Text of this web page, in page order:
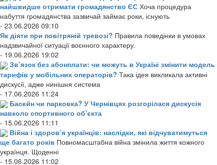
найшвидше отримати громадянство ЄС Хоча процедура
набуття громадянства зазвичай займає роки, існують
- 23.06.2026 09:10
Як діяти при повітряній тревозі? Правила поведінки в умовах
надзвичайної ситуації воєнного характеру.
- 19.06.2026 19:02
Зв’язок без абонплати: чи можуть в Україні змінити модель
тарифів у мобільних операторів? Така ідея викликала активні
дискусії, адже нинішня система
- 17.06.2026 11:24
Басейн чи парковка? У Чернівцях розгорілася дискусія
навколо спортивного об’єкта
- 15.06.2026 11:11
Війна і здоров’я українців: наслідки, які відчуватимуться
ще багато років Повномасштабна війна змінила життя кожного
українця. Щоденні
- 15.06.2026 11:02